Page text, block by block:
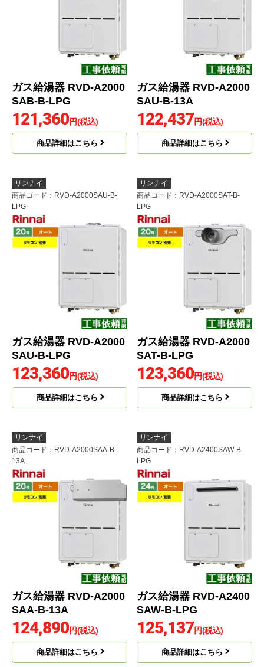
ガス給湯器 RVD-A2000
SAB-B-LPG
121,360円(税込)
商品詳細はこちら
ガス給湯器 RVD-A2000
SAU-B-13A
122,437円(税込)
商品詳細はこちら
リンナイ
商品コード ：RVD-A2000SAU-B-
LPG
ガス給湯器 RVD-A2000
SAU-B-LPG
123,360円(税込)
商品詳細はこちら
リンナイ
商品コード ：RVD-A2000SAT-B-
LPG
ガス給湯器 RVD-A2000
SAT-B-LPG
123,360円(税込)
商品詳細はこちら
リンナイ
商品コード ：RVD-A2000SAA-B-
13A
ガス給湯器 RVD-A2000
SAA-B-13A
124,890円(税込)
商品詳細はこちら
リンナイ
商品コード ：RVD-A2400SAW-B-
LPG
ガス給湯器 RVD-A2400
SAW-B-LPG
125,137円(税込)
商品詳細はこちら